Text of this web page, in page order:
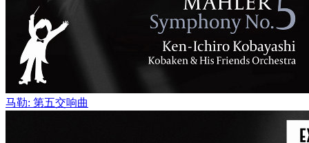
马勒: 第五交响曲